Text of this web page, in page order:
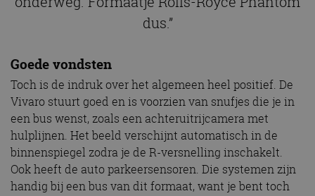
Toch is de indruk over het algemeen heel positief. De
Vivaro stuurt goed en is voorzien van snufjes die je in
hulplijnen. Het beeld verschijnt automatisch in de
binnenspiegel zodra je de R-versnelling inschakelt.
Ook heeft de auto parkeersensoren. Die systemen zijn
handig bij een bus van dit formaat, want je bent toch
met bijna 5,4 meter aan bus onderweg.Formaatje
Rolls-Royce Phantom dus.